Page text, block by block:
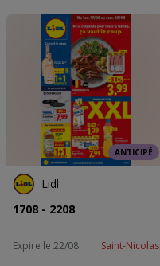
ANTICIPÉ
Lidl
1708 - 2208
Expire le 22/08 Saint-Nicolas